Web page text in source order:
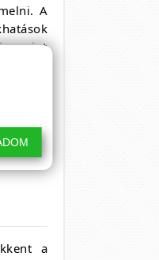
A
szint
a
a